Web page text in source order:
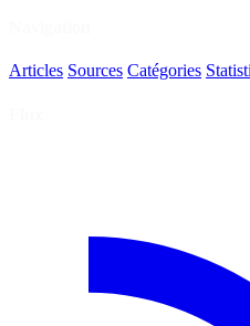
Articles Sources Catégories